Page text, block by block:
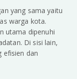
yang sama yaitu
warga kota.
utama dipenuhi
Di sisi lain,
efisien dan